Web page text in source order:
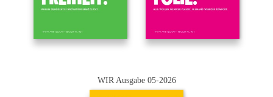
WIR Ausgabe 05-2026